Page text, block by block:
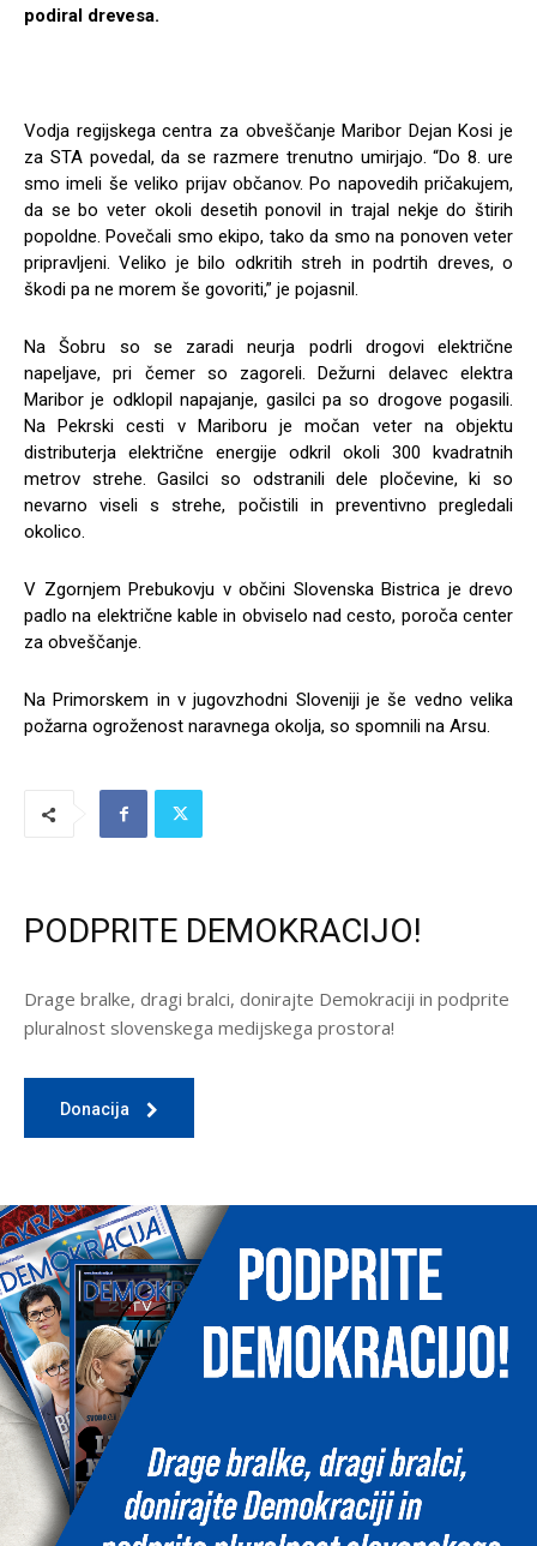
podiral drevesa.
Vodja regijskega centra za obveščanje Maribor Dejan Kosi je
za STA povedal, da se razmere trenutno umirjajo. “Do 8. ure
smo imeli še veliko prijav občanov. Po napovedih pričakujem,
da se bo veter okoli desetih ponovil in trajal nekje do štirih
popoldne. Povečali smo ekipo, tako da smo na ponoven veter
pripravljeni. Veliko je bilo odkritih streh in podrtih dreves, o
škodi pa ne morem še govoriti,” je pojasnil.
Na Šobru so se zaradi neurja podrli drogovi električne
napeljave, pri čemer so zagoreli. Dežurni delavec elektra
Maribor je odklopil napajanje, gasilci pa so drogove pogasili.
Na Pekrski cesti v Mariboru je močan veter na objektu
distributerja električne energije odkril okoli 300 kvadratnih
metrov strehe. Gasilci so odstranili dele pločevine, ki so
nevarno viseli s strehe, počistili in preventivno pregledali
okolico.
V Zgornjem Prebukovju v občini Slovenska Bistrica je drevo
padlo na električne kable in obviselo nad cesto, poroča center
za obveščanje.
Na Primorskem in v jugovzhodni Sloveniji je še vedno velika
požarna ogroženost naravnega okolja, so spomnili na Arsu.
PODPRITE DEMOKRACIJO!
Drage bralke, dragi bralci, donirajte Demokraciji in podprite
pluralnost slovenskega medijskega prostora!
Donacija